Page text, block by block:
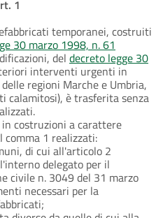
1
temporanei, costruiti
30 marzo 1998, n. 61
del decreto legge 30
interventi urgenti in
regioni Marche e Umbria,
calamitosi), è trasferita senza
costruzioni a carattere
comma 1 realizzati:
di cui all'articolo 2
delegato per il
civile n. 3049 del 31 marzo
necessari per la